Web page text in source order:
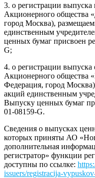
3. о регистрации
Акционерного общества
город Москва),
единственным
ценных бумаг присвоен
G;
4. о регистрации
Акционерного общества
Федерация, город
акций единственным
Выпуску ценных бумаг
01-08159-G.
Сведения о выпусках
которых приняты АО
дополнительная
регистратор» функции
доступны по ссылке:
issuers/registracija-